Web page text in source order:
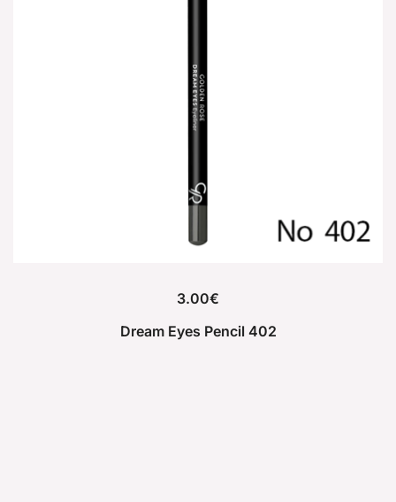
3.00€
Dream Eyes Pencil 402